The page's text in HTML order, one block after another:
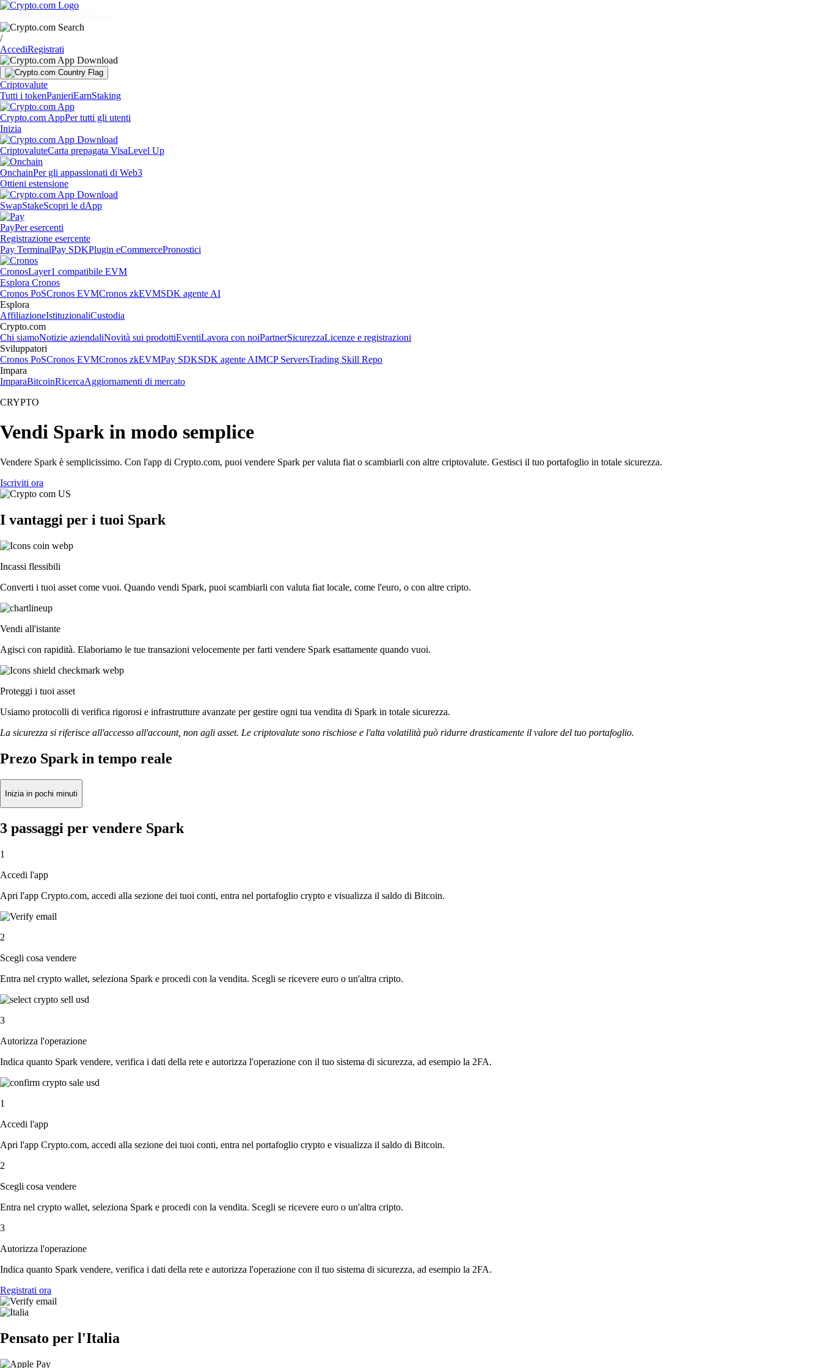
/
AccediRegistrati
Criptovalute
Tutti i tokenPanieriEarnStaking
Crypto.com AppPer tutti gli utenti
Inizia
CriptovaluteCarta prepagata VisaLevel Up
OnchainPer gli appassionati di Web3
Ottieni estensione
SwapStakeScopri le dApp
PayPer esercenti
Registrazione esercente
Pay TerminalPay SDKPlugin eCommercePronostici
CronosLayer1 compatibile EVM
Esplora Cronos
Cronos PoSCronos EVMCronos zkEVMSDK agente AI
Esplora
AffiliazioneIstituzionaliCustodia
Crypto.com
Chi siamoNotizie aziendaliNovità sui prodottiEventiLavora con noiPartnerSicurezzaLicenze e registrazioni
Sviluppatori
Cronos PoSCronos EVMCronos zkEVMPay SDKSDK agente AIMCP ServersTrading Skill Repo
Impara
ImparaBitcoinRicercaAggiornamenti di mercato
CRYPTO
Vendi Spark in modo semplice
Vendere Spark è semplicissimo. Con l'app di Crypto.com, puoi vendere Spark per valuta fiat o scambiarli con altre criptovalute. Gestisci il tuo portafoglio in totale sicurezza.
Iscriviti ora
I vantaggi per i tuoi Spark
Incassi flessibili
Converti i tuoi asset come vuoi. Quando vendi Spark, puoi scambiarli con valuta fiat locale, come l'euro, o con altre cripto.
Vendi all'istante
Agisci con rapidità. Elaboriamo le tue transazioni velocemente per farti vendere Spark esattamente quando vuoi.
Proteggi i tuoi asset
Usiamo protocolli di verifica rigorosi e infrastrutture avanzate per gestire ogni tua vendita di Spark in totale sicurezza.
La sicurezza si riferisce all'accesso all'account, non agli asset. Le criptovalute sono rischiose e l'alta volatilità può ridurre drasticamente il valore del tuo portafoglio.
Prezo Spark in tempo reale
Inizia in pochi minuti
3 passaggi per vendere Spark
1
Accedi l'app
Apri l'app Crypto.com, accedi alla sezione dei tuoi conti, entra nel portafoglio crypto e visualizza il saldo di Bitcoin.
2
Scegli cosa vendere
Entra nel crypto wallet, seleziona Spark e procedi con la vendita. Scegli se ricevere euro o un'altra cripto.
3
Autorizza l'operazione
Indica quanto Spark vendere, verifica i dati della rete e autorizza l'operazione con il tuo sistema di sicurezza, ad esempio la 2FA.
1
Accedi l'app
Apri l'app Crypto.com, accedi alla sezione dei tuoi conti, entra nel portafoglio crypto e visualizza il saldo di Bitcoin.
2
Scegli cosa vendere
Entra nel crypto wallet, seleziona Spark e procedi con la vendita. Scegli se ricevere euro o un'altra cripto.
3
Autorizza l'operazione
Indica quanto Spark vendere, verifica i dati della rete e autorizza l'operazione con il tuo sistema di sicurezza, ad esempio la 2FA.
Registrati ora
Pensato per l'Italia